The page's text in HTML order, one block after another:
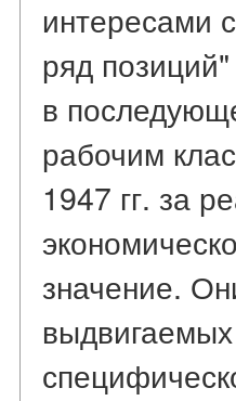
интересами
ряд
в
рабочим
1947 гг. за
значение.